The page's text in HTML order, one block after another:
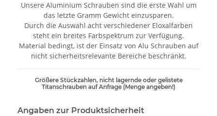
Unsere Aluminium Schrauben sind die erste Wahl um
das letzte Gramm Gewicht einzusparen.
Durch die Auswahl acht verschiedener Eloxalfarben
steht ein breites Farbspektrum zur Verfügung.
Material bedingt, ist der Einsatz von Alu Schrauben auf
nicht sicherheitsrelevante Bereiche beschränkt.
Größere Stückzahlen, nicht lagernde oder gelistete
Titanschrauben auf Anfrage (Menge angeben!)
Angaben zur Produktsicherheit